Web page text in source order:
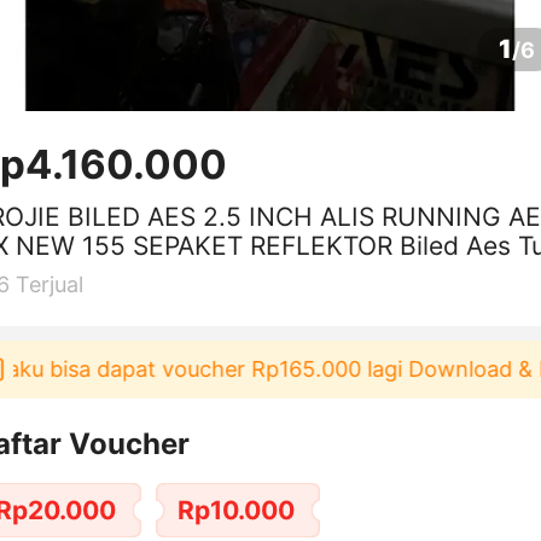
1/6
BILED AES 2.5 INCH ALIS RUNNING AER
NEW 155 SEPAKET REFLEKTOR Biled Aes
Se Gen 2 Experience
Terjual
dapat voucher Rp165.000 lagi Download & Pakai
Voucher
Rp10.000